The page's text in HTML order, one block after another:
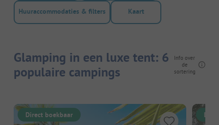
Huuraccommodaties & filters Kaart
Glamping in een luxe tent: 6
populaire campings
Info over
de
sortering
Direct boekbaar